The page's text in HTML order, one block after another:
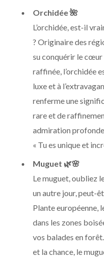
Orchidée🌺
L’orchidée, est-il
? Originaire des
su conquérir le cœur
raffinée, l’orchidée
luxe et à
renferme une
rare et de
admiration
« Tu es unique et
Muguet 🌿🌸
Le muguet, oubliez
un autre jour, peut-
Plante européenne,
dans les zones
vos balades en
et la chance, le